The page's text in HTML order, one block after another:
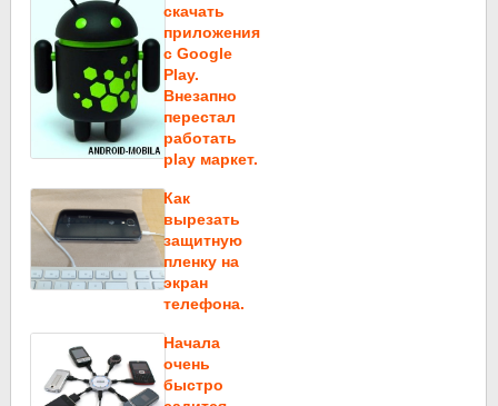
скачать
приложения
c Google
Play.
Внезапно
перестал
работать
play маркет.
Как
вырезать
защитную
пленку на
экран
телефона.
Начала
очень
быстро